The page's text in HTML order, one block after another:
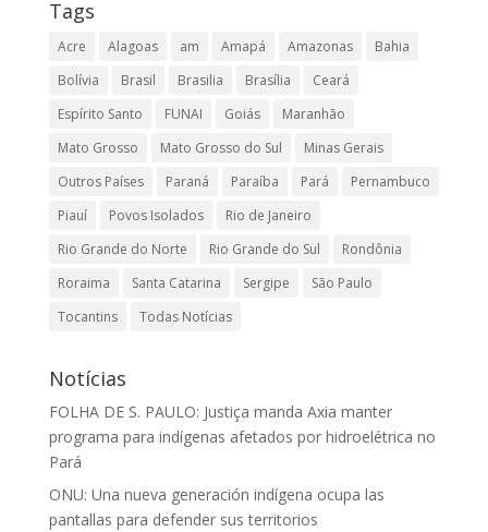
Tags
Acre Alagoas am Amapá Amazonas
Bahia
Bolívia
Brasil Brasilia Brasília
Ceará
Espírito Santo
FUNAI Goiás
Maranhão
Mato Grosso
Mato Grosso do Sul
Minas Gerais
Outros Países
Paraná Paraíba Pará
Pernambuco
Piauí
Povos Isolados
Rio de Janeiro
Rio Grande do Norte
Rio Grande do Sul
Rondônia
Roraima
Santa Catarina Sergipe
São Paulo
Tocantins
Todas Notícias
Notícias
FOLHA DE S. PAULO: Justiça manda Axia manter
programa para indígenas afetados por hidroelétrica no
Pará
ONU: Una nueva generación indígena ocupa las
pantallas para defender sus territorios